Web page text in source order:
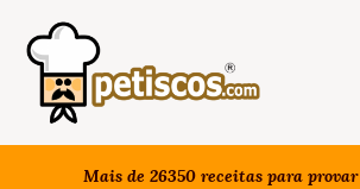
Mais de 26350 receitas para